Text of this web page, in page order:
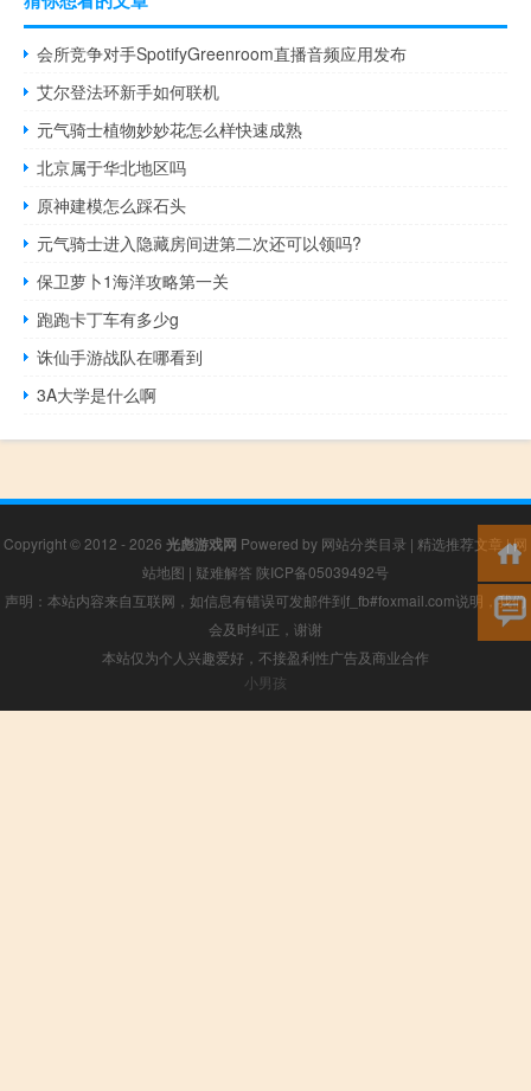
会所竞争对手SpotifyGreenroom直播音频应用发布
艾尔登法环新手如何联机
元气骑士植物妙妙花怎么样快速成熟
北京属于华北地区吗
原神建模怎么踩石头
元气骑士进入隐藏房间进第二次还可以领吗?
保卫萝卜1海洋攻略第一关
跑跑卡丁车有多少g
诛仙手游战队在哪看到
3A大学是什么啊
Copyright © 2012 - 2026 光彪游戏网 Powered by 网站分类目录 | 精选推荐文章 |网
站地图 | 疑难解答 陕ICP备05039492号
声明：本站内容来自互联网，如信息有错误可发邮件到f_fb#foxmail.com说明，我们
会及时纠正，谢谢
本站仅为个人兴趣爱好，不接盈利性广告及商业合作
小男孩